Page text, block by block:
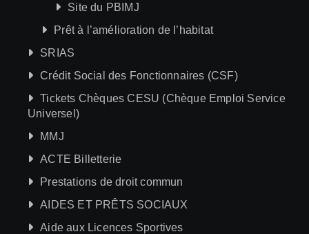
Site du PBIMJ
Prêt à l’amélioration de l’habitat
SRIAS
Crédit Social des Fonctionnaires (CSF)
Tickets Chèques CESU (Chèque Emploi Service
Universel)
MMJ
ACTE Billetterie
Prestations de droit commun
AIDES ET PRÊTS SOCIAUX
Aide aux Licences Sportives